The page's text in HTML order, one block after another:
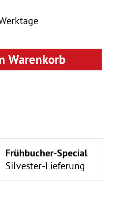
Wert
Warenkorb
Frühbucher-Special
Silvester-Lieferung